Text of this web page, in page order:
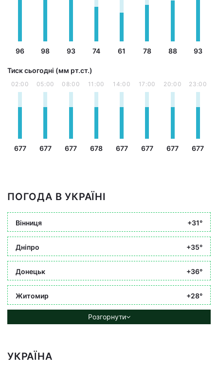
96 98 93 74 61 78 88 93
Тиск сьогодні (мм рт.ст.)
02:00
677
05:00
677
08:00
677
11:00
678
14:00
677
17:00
677
20:00
677
23:00
677
ПОГОДА В УКРАЇНІ
Вінниця +31°
Дніпро +35°
Донецьк +36°
Житомир +28°
Розгорнути
УКРАЇНА